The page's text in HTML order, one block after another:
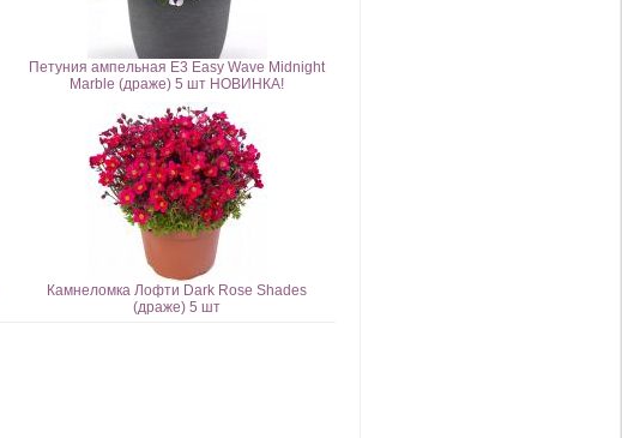
Петуния ампельная E3 Easy Wave Midnight
Marble (драже) 5 шт НОВИНКА!
Камнеломка Лофти Dark Rose Shades
(драже) 5 шт